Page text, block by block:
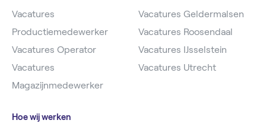
Vacatures
Productiemedewerker
Vacatures Operator
Vacatures
Magazijnmedewerker
Vacatures Geldermalsen
Vacatures Roosendaal
Vacatures IJsselstein
Vacatures Utrecht
Hoe wij werken